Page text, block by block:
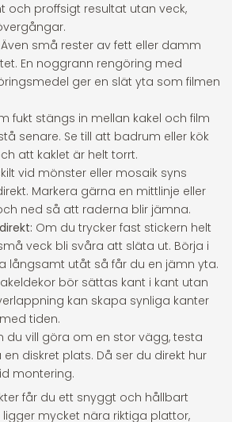
och proffsigt resultat utan veck,
Även små rester av fett eller damm
En noggrann rengöring med
ger en slät yta som filmen
fukt stängs in mellan kakel och film
senare. Se till att badrum eller kök
att kaklet är helt torrt.
vid mönster eller mosaik syns
Markera gärna en mittlinje eller
ned så att raderna blir jämna.
Om du trycker fast stickern helt
veck bli svåra att släta ut. Börja i
långsamt utåt så får du en jämn yta.
bör sättas kant i kant utan
kan skapa synliga kanter
tiden.
du vill göra om en stor vägg, testa
diskret plats. Då ser du direkt hur
montering.
får du ett snyggt och hållbart
mycket nära riktiga plattor,